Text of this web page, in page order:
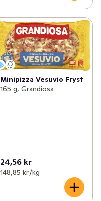
Minipizza Vesuvio Fryst
165 g, Grandiosa
24,56 kr
148,85 kr /kg